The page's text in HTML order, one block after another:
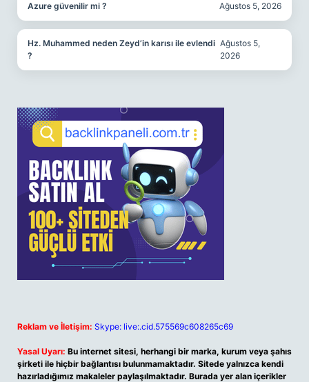
Azure güvenilir mi ? Ağustos 5, 2026
Hz. Muhammed neden Zeyd’in karısı ile evlendi
?
Ağustos 5,
2026
Reklam ve İletişim: Skype: live:.cid.575569c608265c69
Yasal Uyarı: Bu internet sitesi, herhangi bir marka, kurum veya şahıs
şirketi ile hiçbir bağlantısı bulunmamaktadır. Sitede yalnızca kendi
hazırladığımız makaleler paylaşılmaktadır. Burada yer alan içerikler